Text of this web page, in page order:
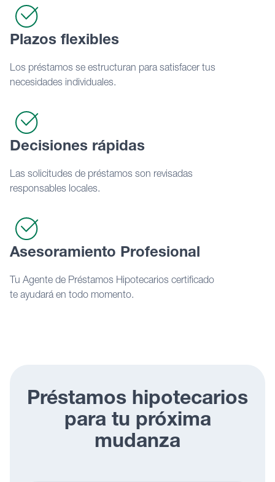
Plazos flexibles
Los préstamos se estructuran para satisfacer tus
necesidades individuales.
Decisiones rápidas
Las solicitudes de préstamos son revisadas
responsables locales.
Asesoramiento Profesional
Tu Agente de Préstamos Hipotecarios certificado
te ayudará en todo momento.
Préstamos hipotecarios
para tu próxima
mudanza